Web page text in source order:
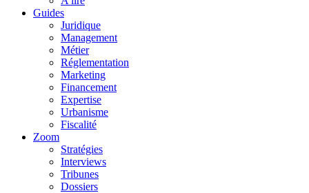
Guides
Juridique
Management
Métier
Réglementation
Marketing
Financement
Expertise
Urbanisme
Fiscalité
Zoom
Stratégies
Interviews
Tribunes
Dossiers